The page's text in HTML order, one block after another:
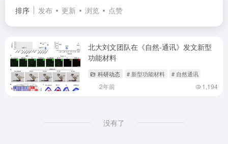
排序 发布 更新 浏览 点赞
北大刘文团队在《自然-通讯》发文新型
功能材料
科研动态 # 新型功能材料 # 自然通讯
2年前 1,194
没有了